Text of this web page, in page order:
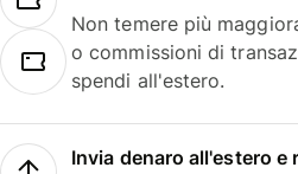
Non temere più
o commissioni di
spendi all'estero.
Invia denaro all'estero e